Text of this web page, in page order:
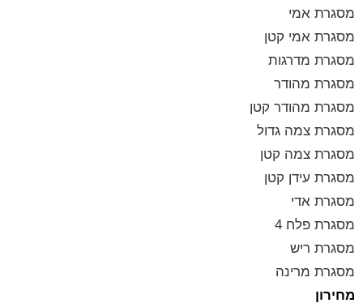
מסגרת אמי
מסגרת אמי קטן
מסגרת מדרגות
מסגרת מהודר
מסגרת מהודר קטן
מסגרת צמה גדול
מסגרת צמה קטן
מסגרת עידן קטן
מסגרת אדי
מסגרת פלח 4
מסגרת ריש
מסגרת מרינה
מחירון